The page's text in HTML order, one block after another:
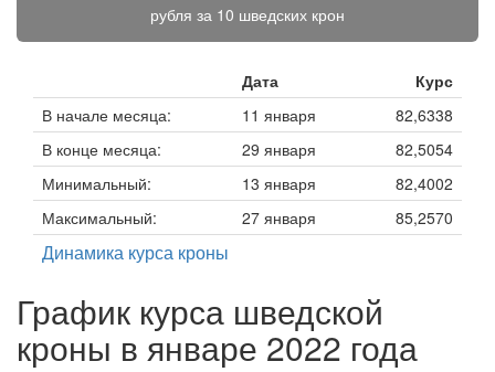
рубля за 10 шведских крон
Дата
Курс
В начале месяца:
11 января
82,6338
В конце месяца:
29 января
82,5054
Минимальный:
13 января
82,4002
Максимальный:
27 января 85,2570
Динамика курса кроны
График курса шведской
кроны в январе 2022 года